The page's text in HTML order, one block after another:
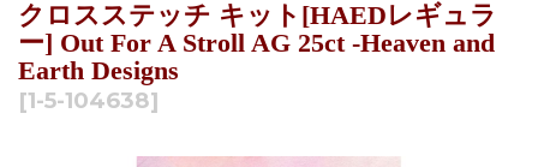
クロスステッチ キット[HAEDレギュラ
ー] Out For A Stroll AG 25ct -Heaven and
Earth Designs
[1-5-104638]